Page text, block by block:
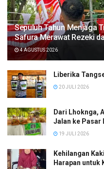
Sepuluh Tahun Menjaga
Safura Merawat Rezeki
4 AGUSTUS 2026
Liberika
20 JULI 2026
Dari Lhoknga,
Jalan ke Pasar
19 JULI 2026
Kehilangan
Harapan untuk